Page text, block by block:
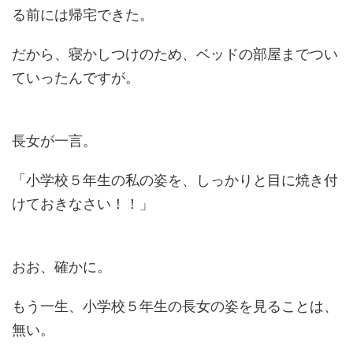
る前には帰宅できた。
だから、寝かしつけのため、ベッドの部屋までつい
ていったんですが。
長女が一言。
「小学校５年生の私の姿を、しっかりと目に焼き付
けておきなさい！！」
おお、確かに。
もう一生、小学校５年生の長女の姿を見ることは、
無い。